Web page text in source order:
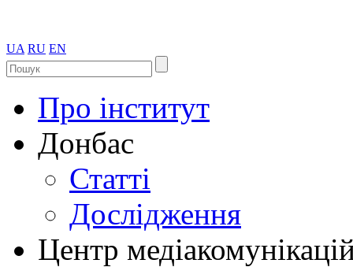
UA RU EN
Про інститут
Донбас
Статті
Дослідження
Центр